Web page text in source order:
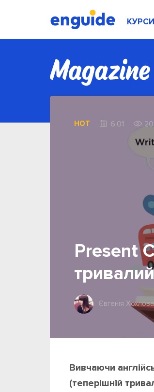
КУРСИ
HOT 6.01
Present
Євгенія Хохлова
Вивчаючи
(теперішній